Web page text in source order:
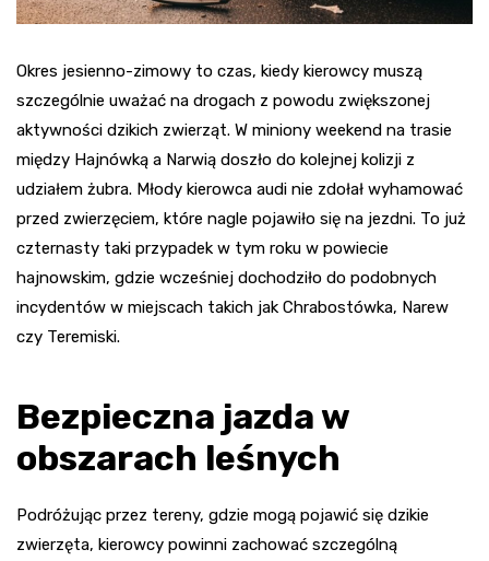
Okres jesienno-zimowy to czas, kiedy kierowcy muszą
szczególnie uważać na drogach z powodu zwiększonej
aktywności dzikich zwierząt. W miniony weekend na trasie
między Hajnówką a Narwią doszło do kolejnej kolizji z
udziałem żubra. Młody kierowca audi nie zdołał wyhamować
przed zwierzęciem, które nagle pojawiło się na jezdni. To już
czternasty taki przypadek w tym roku w powiecie
hajnowskim, gdzie wcześniej dochodziło do podobnych
incydentów w miejscach takich jak Chrabostówka, Narew
czy Teremiski.
Bezpieczna jazda w
obszarach leśnych
Podróżując przez tereny, gdzie mogą pojawić się dzikie
zwierzęta, kierowcy powinni zachować szczególną